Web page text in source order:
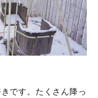
です。たくさん降っ